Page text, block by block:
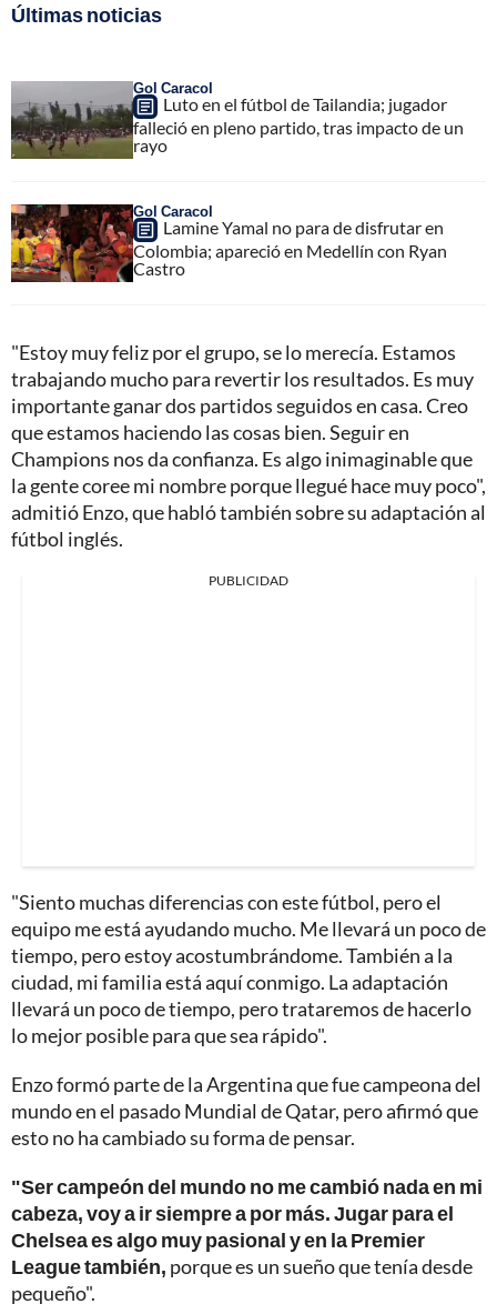
Últimas noticias
Gol Caracol
Luto en el fútbol de Tailandia; jugador
falleció en pleno partido, tras impacto de un
rayo
Gol Caracol
Lamine Yamal no para de disfrutar en
Colombia; apareció en Medellín con Ryan
Castro
"Estoy muy feliz por el grupo, se lo merecía. Estamos
trabajando mucho para revertir los resultados. Es muy
importante ganar dos partidos seguidos en casa. Creo
que estamos haciendo las cosas bien. Seguir en
Champions nos da confianza. Es algo inimaginable que
la gente coree mi nombre porque llegué hace muy poco",
admitió Enzo, que habló también sobre su adaptación al
fútbol inglés.
PUBLICIDAD
"Siento muchas diferencias con este fútbol, pero el
equipo me está ayudando mucho. Me llevará un poco de
tiempo, pero estoy acostumbrándome. También a la
ciudad, mi familia está aquí conmigo. La adaptación
llevará un poco de tiempo, pero trataremos de hacerlo
lo mejor posible para que sea rápido".
Enzo formó parte de la Argentina que fue campeona del
mundo en el pasado Mundial de Qatar, pero afirmó que
esto no ha cambiado su forma de pensar.
"Ser campeón del mundo no me cambió nada en mi
cabeza, voy a ir siempre a por más. Jugar para el
Chelsea es algo muy pasional y en la Premier
League también, porque es un sueño que tenía desde
pequeño".